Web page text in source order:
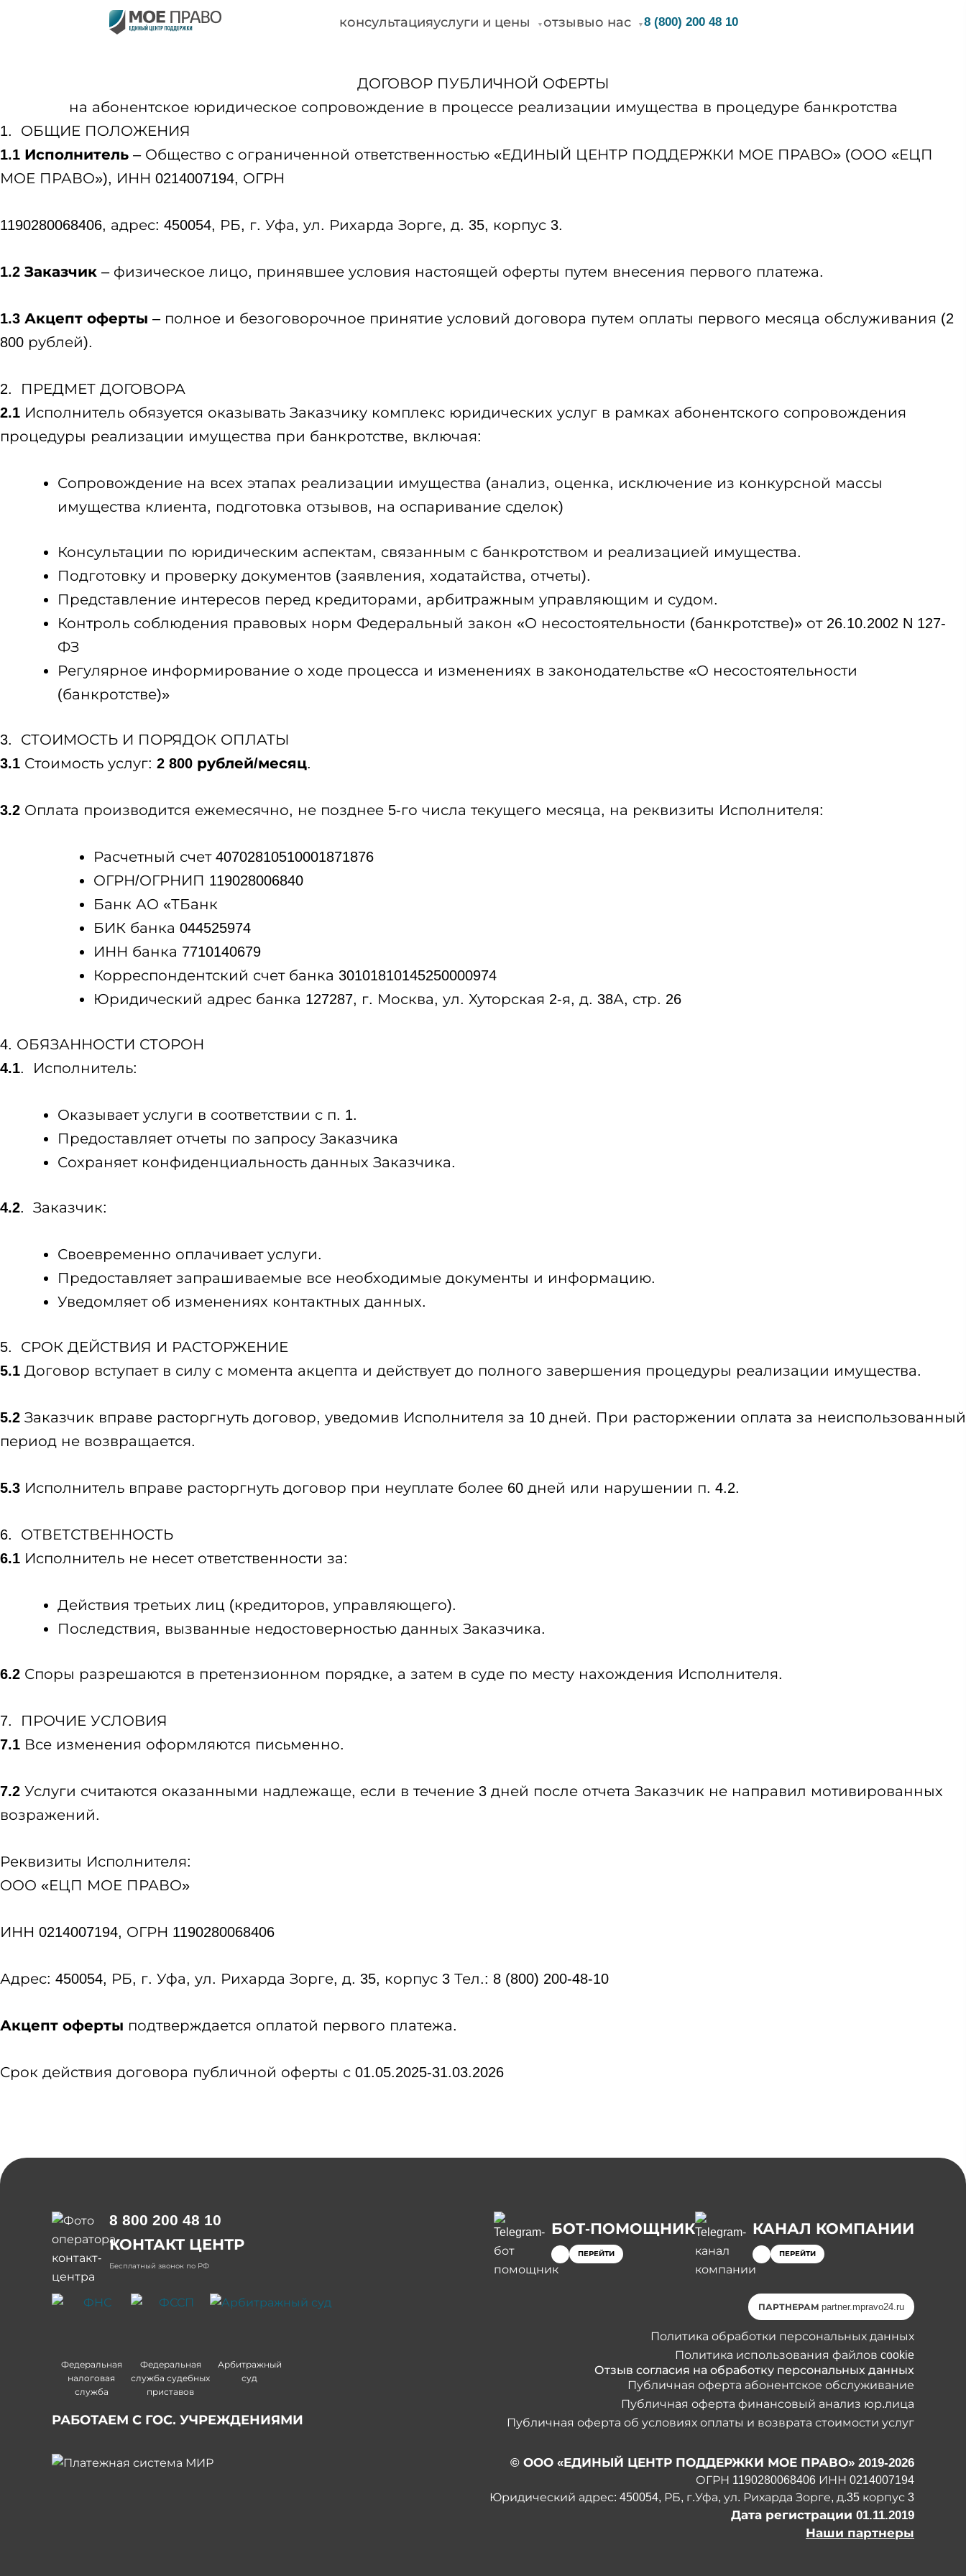
консультацияуслуги и цены ▼отзывыо нас ▼8 (800) 200 48 10
ДОГОВОР ПУБЛИЧНОЙ ОФЕРТЫ
на абонентское юридическое сопровождение в процессе реализации имущества в процедуре банкротства
1. ОБЩИЕ ПОЛОЖЕНИЯ
1.1 Исполнитель – Общество с ограниченной ответственностью «ЕДИНЫЙ ЦЕНТР ПОДДЕРЖКИ МОЕ ПРАВО» (ООО «ЕЦП
МОЕ ПРАВО»), ИНН 0214007194, ОГРН
1190280068406, адрес: 450054, РБ, г. Уфа, ул. Рихарда Зорге, д. 35, корпус 3.
1.2 Заказчик – физическое лицо, принявшее условия настоящей оферты путем внесения первого платежа.
1.3 Акцепт оферты – полное и безоговорочное принятие условий договора путем оплаты первого месяца обслуживания (2
800 рублей).
2. ПРЕДМЕТ ДОГОВОРА
2.1 Исполнитель обязуется оказывать Заказчику комплекс юридических услуг в рамках абонентского сопровождения
процедуры реализации имущества при банкротстве, включая:
Сопровождение на всех этапах реализации имущества (анализ, оценка, исключение из конкурсной массы
имущества клиента, подготовка отзывов, на оспаривание сделок)
Консультации по юридическим аспектам, связанным с банкротством и реализацией имущества.
Подготовку и проверку документов (заявления, ходатайства, отчеты).
Представление интересов перед кредиторами, арбитражным управляющим и судом.
Контроль соблюдения правовых норм Федеральный закон «О несостоятельности (банкротстве)» от 26.10.2002 N 127-
ФЗ
Регулярное информирование о ходе процесса и изменениях в законодательстве «О несостоятельности
(банкротстве)»
3. СТОИМОСТЬ И ПОРЯДОК ОПЛАТЫ
3.1 Стоимость услуг: 2 800 рублей/месяц.
3.2 Оплата производится ежемесячно, не позднее 5-го числа текущего месяца, на реквизиты Исполнителя:
Расчетный счет 40702810510001871876
ОГРН/ОГРНИП 119028006840
Банк АО «ТБанк
БИК банка 044525974
ИНН банка 7710140679
Корреспондентский счет банка 30101810145250000974
Юридический адрес банка 127287, г. Москва, ул. Хуторская 2-я, д. 38А, стр. 26
4. ОБЯЗАННОСТИ СТОРОН
4.1. Исполнитель:
Оказывает услуги в соответствии с п. 1.
Предоставляет отчеты по запросу Заказчика
Сохраняет конфиденциальность данных Заказчика.
4.2. Заказчик:
Своевременно оплачивает услуги.
Предоставляет запрашиваемые все необходимые документы и информацию.
Уведомляет об изменениях контактных данных.
5. СРОК ДЕЙСТВИЯ И РАСТОРЖЕНИЕ
5.1 Договор вступает в силу с момента акцепта и действует до полного завершения процедуры реализации имущества.
5.2 Заказчик вправе расторгнуть договор, уведомив Исполнителя за 10 дней. При расторжении оплата за неиспользованный
период не возвращается.
5.3 Исполнитель вправе расторгнуть договор при неуплате более 60 дней или нарушении п. 4.2.
6. ОТВЕТСТВЕННОСТЬ
6.1 Исполнитель не несет ответственности за:
Действия третьих лиц (кредиторов, управляющего).
Последствия, вызванные недостоверностью данных Заказчика.
6.2 Споры разрешаются в претензионном порядке, а затем в суде по месту нахождения Исполнителя.
7. ПРОЧИЕ УСЛОВИЯ
7.1 Все изменения оформляются письменно.
7.2 Услуги считаются оказанными надлежаще, если в течение 3 дней после отчета Заказчик не направил мотивированных
возражений.
Реквизиты Исполнителя:
ООО «ЕЦП МОЕ ПРАВО»
ИНН 0214007194, ОГРН 1190280068406
Адрес: 450054, РБ, г. Уфа, ул. Рихарда Зорге, д. 35, корпус 3 Тел.: 8 (800) 200-48-10
Акцепт оферты подтверждается оплатой первого платежа.
Срок действия договора публичной оферты с 01.05.2025-31.03.2026
8 800 200 48 10
КОНТАКТ ЦЕНТР
Бесплатный звонок по РФ
БОТ-ПОМОЩНИК
ПЕРЕЙТИ
КАНАЛ КОМПАНИИ
ПЕРЕЙТИ
Федеральная
налоговая
служба
Федеральная
служба судебных
приставов
Арбитражный
суд
РАБОТАЕМ С ГОС. УЧРЕЖДЕНИЯМИ
ПАРТНЕРАМ partner.mpravo24.ru
Политика обработки персональных данных
Политика использования файлов cookie
Отзыв согласия на обработку персональных данных
Публичная оферта абонентское обслуживание
Публичная оферта финансовый анализ юр.лица
Публичная оферта об условиях оплаты и возврата стоимости услуг
© ООО «ЕДИНЫЙ ЦЕНТР ПОДДЕРЖКИ МОЕ ПРАВО» 2019-2026
ОГРН 1190280068406 ИНН 0214007194
Юридический адрес: 450054, РБ, г.Уфа, ул. Рихарда Зорге, д.35 корпус 3
Дата регистрации 01.11.2019
Наши партнеры